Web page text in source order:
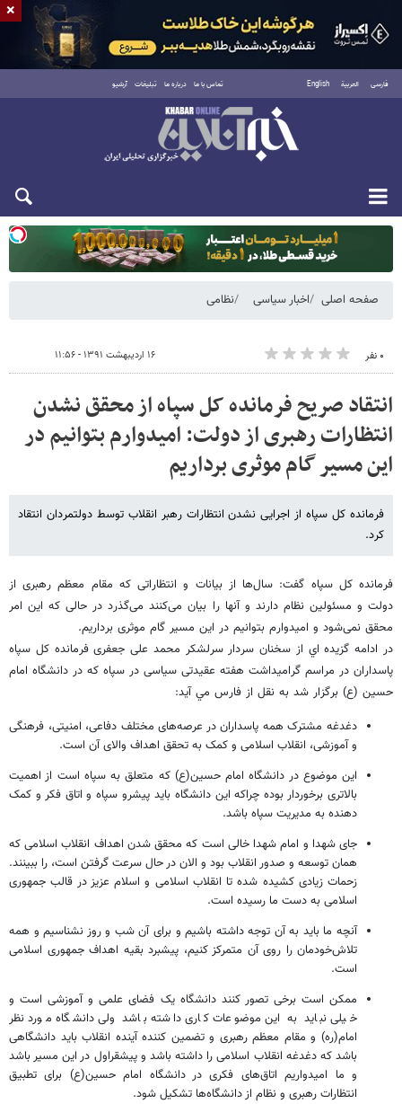
فارسی العربية English تماس با ما درباره ما تبلیغات آرشیو
یکشنبه ۱۸ مرداد ۱۴۰۵
صفحه اصلی اخبار سیاسی نظامی
۰ نفر ۱۶ اردیبهشت ۱۳۹۱ - ۱۱:۵۶
انتقاد صریح فرمانده کل سپاه از محقق نشدن
انتظارات رهبری از دولت: امیدوارم بتوانیم در
این مسیر گام موثری برداریم
فرمانده کل سپاه از اجرایی نشدن انتظارات رهبر انقلاب توسط دولتمردان انتقاد
کرد.
فرمانده کل سپاه گفت: سال‌ها از بیانات و انتظاراتی که مقام معظم رهبری از
دولت و مسئولین نظام دارند و آنها را بیان می‌کنند می‌گذرد در حالی که این امر
محقق نمی‌شود و امیدوارم بتوانیم در این مسیر گام موثری برداریم.
در ادامه گزيده اي از سخنان سردار سرلشکر محمد علی جعفری فرمانده کل سپاه
پاسداران در مراسم گرامیداشت هفته عقیدتی سیاسی در سپاه که در دانشگاه امام
حسین (ع) برگزار شد به نقل از فارس مي آيد:
دغدغه مشترک همه پاسداران در عرصه‌های مختلف دفاعی، امنیتی، فرهنگی
و آموزشی، انقلاب اسلامی و کمک به تحقق اهداف والای آن است.
این موضوع در دانشگاه امام حسین(ع) که متعلق به سپاه است از اهمیت
بالاتری برخوردار بوده چراکه این دانشگاه باید پیشرو سپاه و اتاق فکر و کمک
دهنده به مدیریت سپاه باشد.
جای شهدا و امام شهدا خالی است که محقق شدن اهداف انقلاب اسلامی که
همان توسعه و صدور انقلاب بود و الان در حال سرعت گرفتن است، را ببینند.
زحمات زیادی کشیده شده تا انقلاب اسلامی و اسلام عزیز در قالب جمهوری
اسلامی به دست ما رسیده است.
آنچه ما باید به آن توجه داشته باشیم و برای آن شب و روز نشناسیم و همه
تلاش‌خودمان را روی آن متمرکز کنیم، پیشبرد بقیه اهداف جمهوری اسلامی
است.
ممکن است برخی تصور کنند دانشگاه یک فضای علمی و آموزشی است و
خیلی نباید به این موضوعات کاری داشته باشد ولی دانشگاه مورد نظر
امام(ره) و مقام معظم رهبری و تضمین کننده آینده انقلاب باید دانشگاهی
باشد که دغدغه انقلاب اسلامی را داشته باشد و پیشقراول در این مسیر باشد
و ما امیدواریم اتاق‌های فکری در دانشگاه امام حسین(ع) برای تطبیق
انتظارات رهبری و نظام از دانشگاه‌ها تشکیل شود.
×